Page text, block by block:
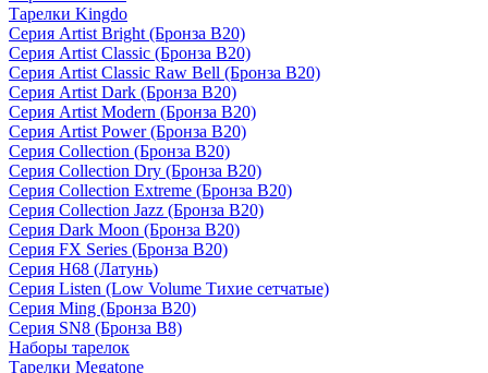
Тарелки Kingdo
Серия Artist Bright (Бронза B20)
Серия Artist Classic (Бронза B20)
Серия Artist Classic Raw Bell (Бронза B20)
Серия Artist Dark (Бронза B20)
Серия Artist Modern (Бронза B20)
Серия Artist Power (Бронза B20)
Серия Collection (Бронза B20)
Серия Collection Dry (Бронза B20)
Серия Collection Extreme (Бронза B20)
Серия Collection Jazz (Бронза B20)
Серия Dark Moon (Бронза B20)
Серия FX Series (Бронза B20)
Серия H68 (Латунь)
Серия Listen (Low Volume Тихие сетчатые)
Серия Ming (Бронза B20)
Серия SN8 (Бронза B8)
Наборы тарелок
Тарелки Megatone